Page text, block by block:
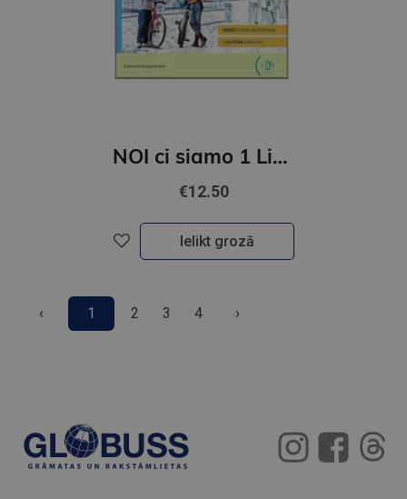
NOI ci siamo 1 Libro studente + Libro digitale + ELi LINK App (A1)
€12.50
Ielikt grozā
‹ 1 2 3 4 ›